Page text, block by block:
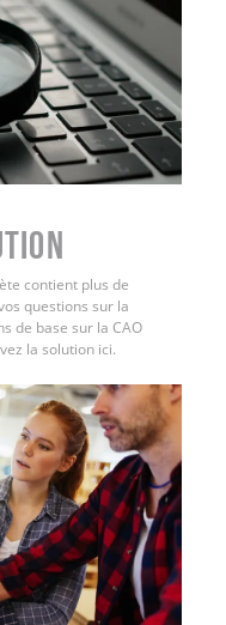
contient plus de
questions sur la
de base sur la CAO
la solution ici.